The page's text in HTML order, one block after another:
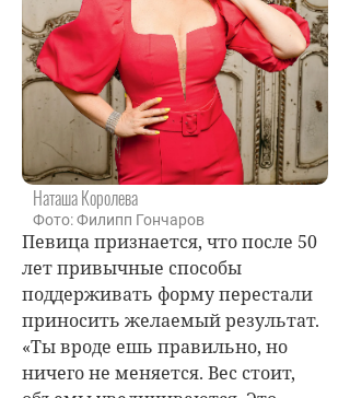
Наташа Королева
Фото: Филипп Гончаров
Певица признается, что после 50
лет привычные способы
поддерживать форму перестали
приносить желаемый результат.
«Ты вроде ешь правильно, но
ничего не меняется. Вес стоит,